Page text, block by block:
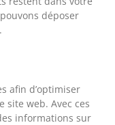
déposer
afin d’optimiser
site web. Avec ces
informations sur